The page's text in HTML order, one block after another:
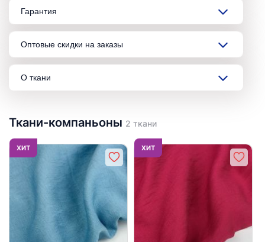
Гарантия
Оптовые скидки на заказы
О ткани
Ткани-компаньоны 2 ткани
ХИТ ХИТ